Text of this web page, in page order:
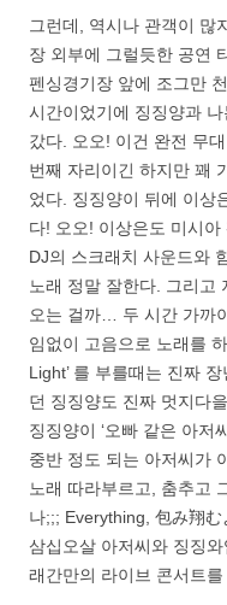
그런데, 역시나 관객이 많
장 외부에 그럴듯한 공연
펜싱경기장 앞에 조그만
시간이었기에 징징양과
갔다. 오오! 이건 완전 무
번째 자리이긴 하지만 꽤
었다. 징징양이 뒤에 이상
다! 오오! 이상은도 미시
DJ의 스크래치 사운드와
노래 정말 잘한다. 그리고
오는 걸까… 두 시간 가까
임없이 고음으로 노래를
Light’ 를 부를때는 진짜
던 징징양도 진짜 멋지다
징징양이 ‘오빠 같은 아저
중반 정도 되는 아저씨가
노래 따라부르고, 춤추고
나;;; Everything, 包み翔
삼십오살 아저씨와 징징
래간만의 라이브 콘서트를